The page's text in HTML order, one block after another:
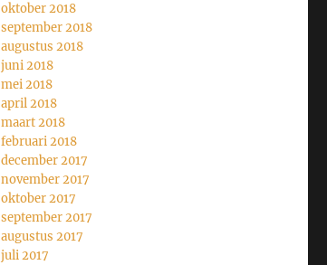
oktober 2018
september 2018
augustus 2018
juni 2018
mei 2018
april 2018
maart 2018
februari 2018
december 2017
november 2017
oktober 2017
september 2017
augustus 2017
juli 2017